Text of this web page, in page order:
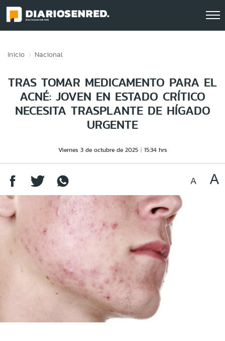
Inicio Nacional
TRAS TOMAR MEDICAMENTO PARA EL
ACNÉ: JOVEN EN ESTADO CRÍTICO
NECESITA TRASPLANTE DE HÍGADO
URGENTE
Viernes 3 de octubre de 2025 15:34 hrs